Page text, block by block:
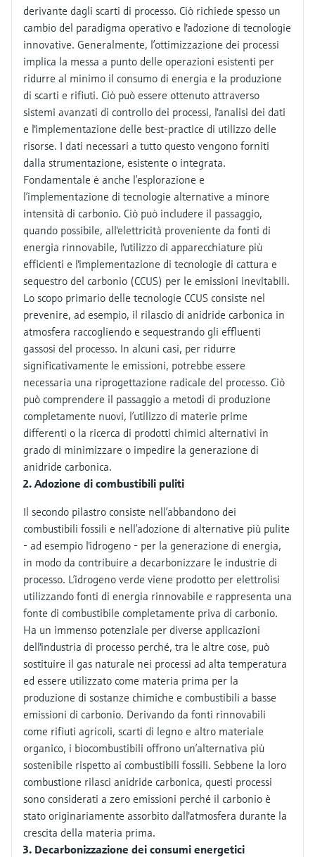
derivante dagli scarti di processo. Ciò richiede spesso un
cambio del paradigma operativo e l'adozione di tecnologie
innovative. Generalmente, l’ottimizzazione dei processi
implica la messa a punto delle operazioni esistenti per
ridurre al minimo il consumo di energia e la produzione
di scarti e rifiuti. Ciò può essere ottenuto attraverso
sistemi avanzati di controllo dei processi, l'analisi dei dati
e l'implementazione delle best-practice di utilizzo delle
risorse. I dati necessari a tutto questo vengono forniti
dalla strumentazione, esistente o integrata.
Fondamentale è anche l’esplorazione e
l’implementazione di tecnologie alternative a minore
intensità di carbonio. Ciò può includere il passaggio,
quando possibile, all'elettricità proveniente da fonti di
energia rinnovabile, l'utilizzo di apparecchiature più
efficienti e l'implementazione di tecnologie di cattura e
sequestro del carbonio (CCUS) per le emissioni inevitabili.
Lo scopo primario delle tecnologie CCUS consiste nel
prevenire, ad esempio, il rilascio di anidride carbonica in
atmosfera raccogliendo e sequestrando gli effluenti
gassosi del processo. In alcuni casi, per ridurre
significativamente le emissioni, potrebbe essere
necessaria una riprogettazione radicale del processo. Ciò
può comprendere il passaggio a metodi di produzione
completamente nuovi, l’utilizzo di materie prime
differenti o la ricerca di prodotti chimici alternativi in
grado di minimizzare o impedire la generazione di
anidride carbonica.
Adozione di combustibili puliti
Il secondo pilastro consiste nell’abbandono dei
combustibili fossili e nell’adozione di alternative più pulite
- ad esempio l'idrogeno - per la generazione di energia,
in modo da contribuire a decarbonizzare le industrie di
processo. L’idrogeno verde viene prodotto per elettrolisi
utilizzando fonti di energia rinnovabile e rappresenta una
fonte di combustibile completamente priva di carbonio.
Ha un immenso potenziale per diverse applicazioni
dell'industria di processo perché, tra le altre cose, può
sostituire il gas naturale nei processi ad alta temperatura
ed essere utilizzato come materia prima per la
produzione di sostanze chimiche e combustibili a basse
emissioni di carbonio. Derivando da fonti rinnovabili
come rifiuti agricoli, scarti di legno e altro materiale
organico, i biocombustibili offrono un’alternativa più
sostenibile rispetto ai combustibili fossili. Sebbene la loro
combustione rilasci anidride carbonica, questi processi
sono considerati a zero emissioni perché il carbonio è
stato originariamente assorbito dall'atmosfera durante la
crescita della materia prima.
Decarbonizzazione dei consumi energetici